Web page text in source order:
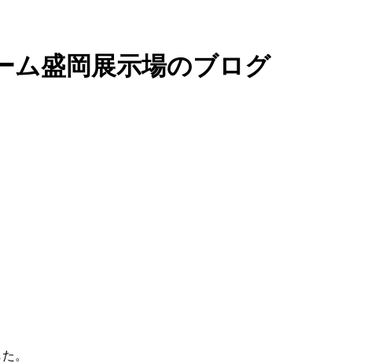
ム盛岡展示場のブログ
。